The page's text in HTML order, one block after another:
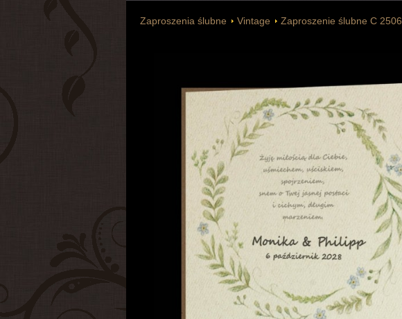
Zaproszenia ślubne Vintage Zaproszenie ślubne C 2506